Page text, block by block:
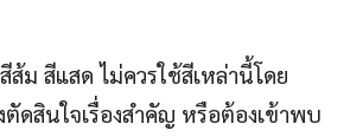
ส้ม สีแสด ไม่ควรใช้สีเหล่านี้โดย
ดสินใจเรื่องสำคัญ หรือต้องเข้าพบ